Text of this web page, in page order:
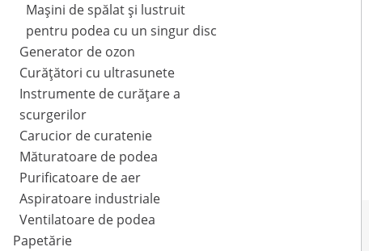
Mașini de spălat și lustruit
pentru podea cu un singur disc
Generator de ozon
Curățători cu ultrasunete
Instrumente de curățare a
scurgerilor
Carucior de curatenie
Măturatoare de podea
Purificatoare de aer
Aspiratoare industriale
Ventilatoare de podea
Papetărie